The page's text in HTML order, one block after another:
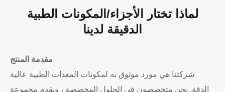
لماذا تختار الأجزاء/المكونات الطبية
الدقيقة لدينا
مقدمة المنتج
شركتنا هي مورد موثوق به لمكونات المعدات الطبية عالية
الدقة. نحن متخصصون في الحلول المخصصة ، ونقدم مجموعة